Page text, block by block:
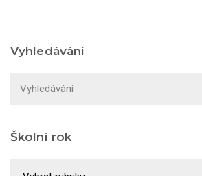
Vyhledávání
Školní rok